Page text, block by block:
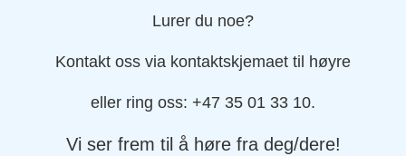
Lurer du noe?
Kontakt oss via kontaktskjemaet til høyre
eller ring oss: +47 35 01 33 10.
Vi ser frem til å høre fra deg/dere!